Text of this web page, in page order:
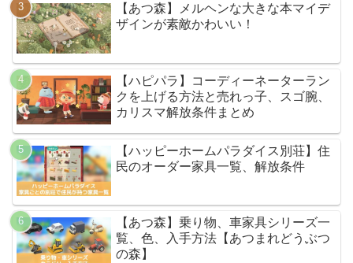
【あつ森】メルヘンな大きな本マイデ
ザインが素敵かわいい！
【ハピパラ】コーディーネーターラン
クを上げる方法と売れっ子、スゴ腕、
カリスマ解放条件まとめ
【ハッピーホームパラダイス別荘】住
民のオーダー家具一覧、解放条件
【あつ森】乗り物、車家具シリーズ一
覧、色、入手方法【あつまれどうぶつ
の森】